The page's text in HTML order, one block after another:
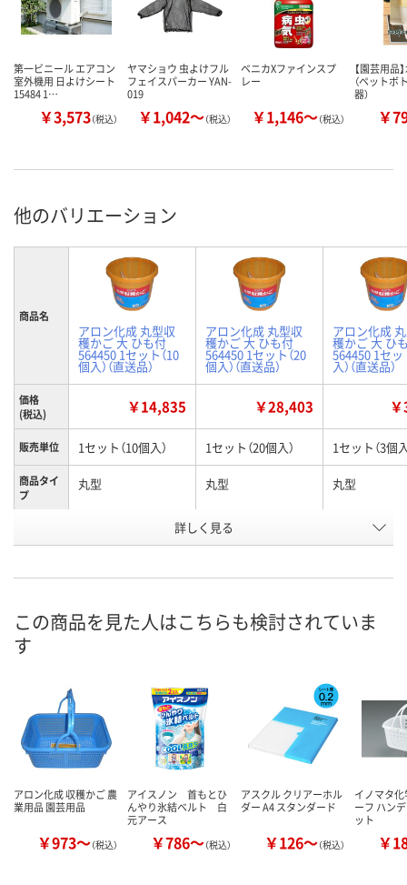
第一ビニール エアコン
室外機用 日よけシート
15484 1…
￥3,573（税込）
ヤマショウ 虫よけフル
フェイスパーカー YAN-
019
￥1,042～（税込）
ベニカXファインスプ
レー
￥1,146～（税込）
【園芸用品
（ペットボ
器）
￥
他のバリエーション
商品名
アロン化成 丸型収
穫かご 大 ひも付
564450 1セット（10
個入）（直送品）
アロン化成 丸型収
穫かご 大 ひも付
564450 1セット（20
個入）（直送品）
アロン化成
穫かご 大 ひ
564450 1セッ
入）（直送品）
価格
(税込)
￥14,835 ￥28,403
販売単位 1セット（10個入） 1セット（20個入） 1セット（3個
商品タイ
プ
丸型 丸型 丸型
大 ひも付 大 ひも付
号
お届け日
カゴへ
数量
カゴへ
数量
カ
詳しく見る
この商品を見た人はこちらも検討されていま
す
アロン化成 収穫かご 農
業用品 園芸用品
￥973～（税込）
アイスノン 首もとひ
んやり氷結ベルト 白
元アース
￥786～（税込）
アスクル クリアーホル
ダー A4 スタンダード
￥126～（税込）
イノマタ化
ーフ ハン
ット
￥